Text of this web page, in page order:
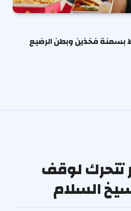
بسمنة فخذين وبطن الرضيع
تتحرك لوقف
السلام